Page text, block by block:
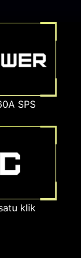
SPS
klik